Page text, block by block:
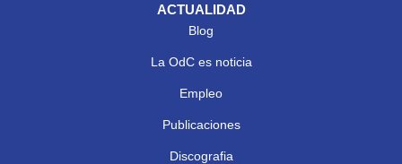
ACTUALIDAD
Blog
La OdC es noticia
Empleo
Publicaciones
Discografia